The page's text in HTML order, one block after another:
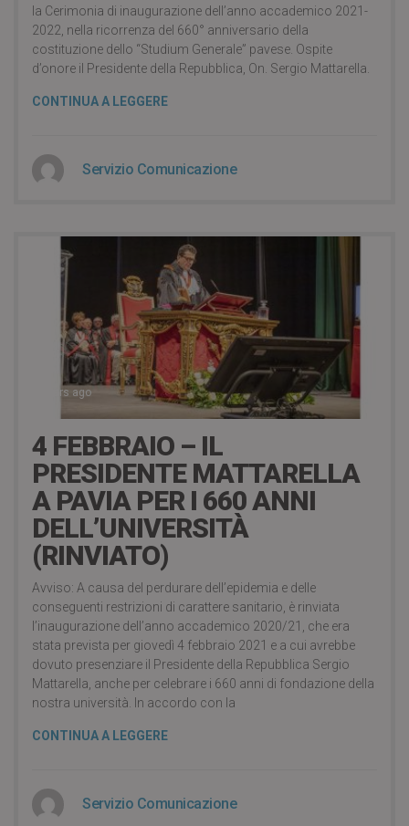
la Cerimonia di inaugurazione dell’anno accademico 2021-
2022, nella ricorrenza del 660° anniversario della
costituzione dello “Studium Generale” pavese. Ospite
d’onore il Presidente della Repubblica, On. Sergio Mattarella.
CONTINUA A LEGGERE
Servizio Comunicazione
5 years ago
4 FEBBRAIO – IL
PRESIDENTE MATTARELLA
A PAVIA PER I 660 ANNI
DELL’UNIVERSITÀ
(RINVIATO)
Avviso: A causa del perdurare dell’epidemia e delle
conseguenti restrizioni di carattere sanitario, è rinviata
l’inaugurazione dell’anno accademico 2020/21, che era
stata prevista per giovedì 4 febbraio 2021 e a cui avrebbe
dovuto presenziare il Presidente della Repubblica Sergio
Mattarella, anche per celebrare i 660 anni di fondazione della
nostra università. In accordo con la
CONTINUA A LEGGERE
Servizio Comunicazione